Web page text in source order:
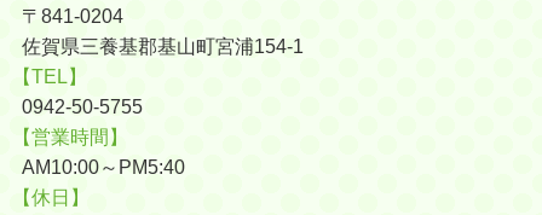
〒841-0204
佐賀県三養基郡基山町宮浦154-1
【TEL】
0942-50-5755
【営業時間】
AM10:00～PM5:40
【休日】